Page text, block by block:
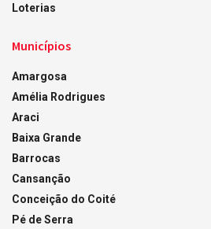
Loterias
Municípios
Amargosa
Amélia Rodrigues
Araci
Baixa Grande
Barrocas
Cansanção
Conceição do Coité
Pé de Serra